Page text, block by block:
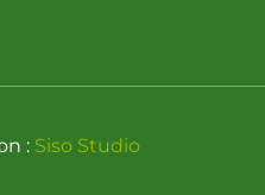
: Siso Studio